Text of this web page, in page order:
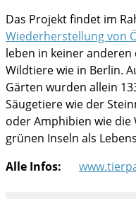
Das Projekt findet im
Wiederherstellung von
leben in keiner
Wildtiere wie in Berlin.
Gärten wurden allein
Säugetiere wie der
oder Amphibien wie die
grünen Inseln als
Alle Infos: